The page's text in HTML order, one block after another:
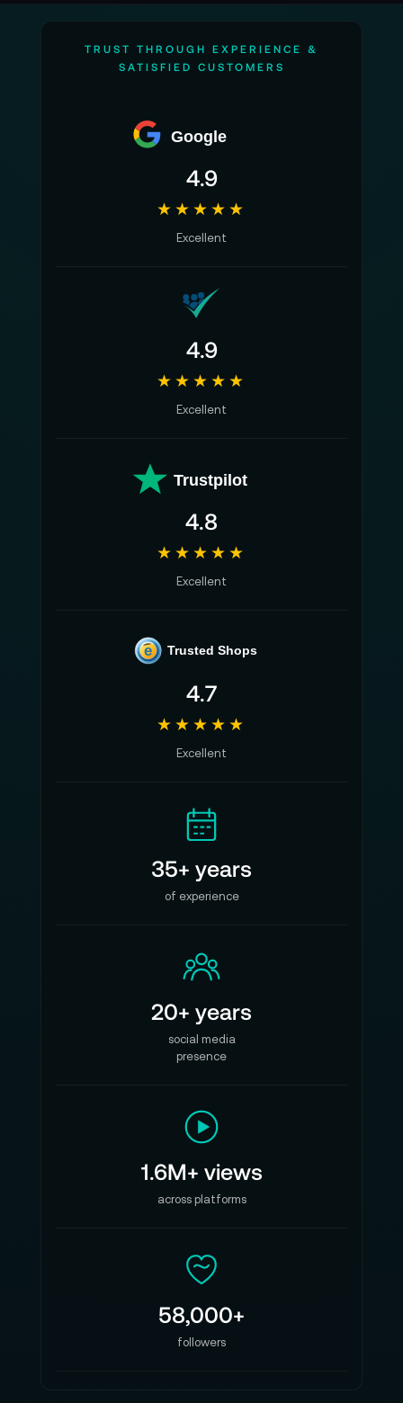
TRUST THROUGH EXPERIENCE &
SATISFIED CUSTOMERS
Google
4.9
★★★★★
Excellent
4.9
★★★★★
Excellent
Trustpilot
4.8
★★★★★
Excellent
e Trusted Shops
4.7
★★★★★
Excellent
35+ years
of experience
20+ years
social media
presence
1.6M+ views
across platforms
58,000+
followers